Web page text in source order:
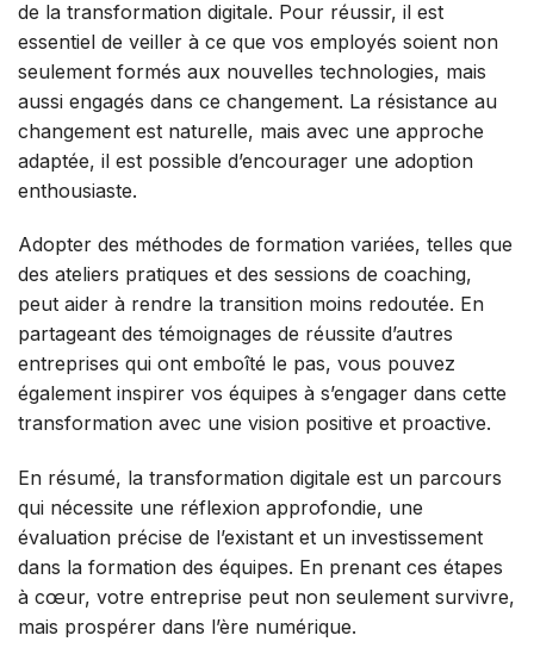
de la transformation digitale. Pour réussir, il est
essentiel de veiller à ce que vos employés soient non
seulement formés aux nouvelles technologies, mais
aussi engagés dans ce changement. La résistance au
changement est naturelle, mais avec une approche
adaptée, il est possible d’encourager une adoption
enthousiaste.
Adopter des méthodes de formation variées, telles que
des ateliers pratiques et des sessions de coaching,
peut aider à rendre la transition moins redoutée. En
partageant des témoignages de réussite d’autres
entreprises qui ont emboîté le pas, vous pouvez
également inspirer vos équipes à s’engager dans cette
transformation avec une vision positive et proactive.
En résumé, la transformation digitale est un parcours
qui nécessite une réflexion approfondie, une
évaluation précise de l’existant et un investissement
dans la formation des équipes. En prenant ces étapes
à cœur, votre entreprise peut non seulement survivre,
mais prospérer dans l’ère numérique.